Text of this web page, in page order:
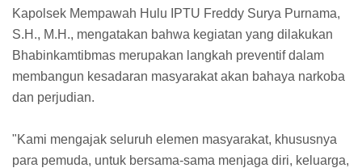
Kapolsek Mempawah Hulu IPTU Freddy Surya Purnama,
S.H., M.H., mengatakan bahwa kegiatan yang dilakukan
Bhabinkamtibmas merupakan langkah preventif dalam
membangun kesadaran masyarakat akan bahaya narkoba
dan perjudian.
"Kami mengajak seluruh elemen masyarakat, khususnya
para pemuda, untuk bersama-sama menjaga diri, keluarga,